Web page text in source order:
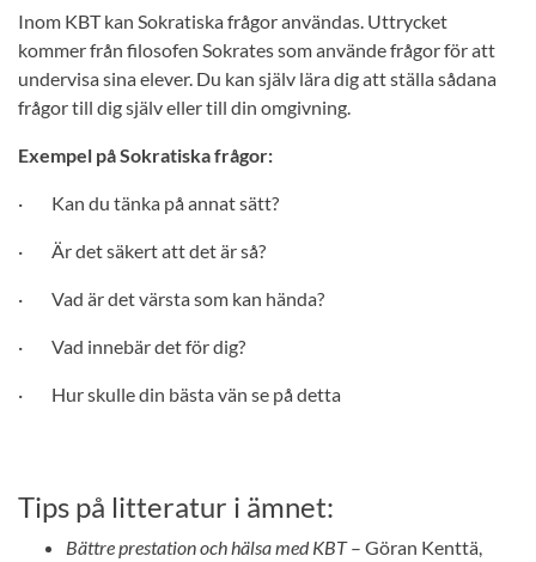
Inom KBT kan Sokratiska frågor användas. Uttrycket
kommer från filosofen Sokrates som använde frågor för att
undervisa sina elever. Du kan själv lära dig att ställa sådana
frågor till dig själv eller till din omgivning.
Exempel på Sokratiska frågor:
· Kan du tänka på annat sätt?
· Är det säkert att det är så?
· Vad är det värsta som kan hända?
· Vad innebär det för dig?
· Hur skulle din bästa vän se på detta
Tips på litteratur i ämnet:
Bättre prestation och hälsa med KBT– Göran Kenttä,